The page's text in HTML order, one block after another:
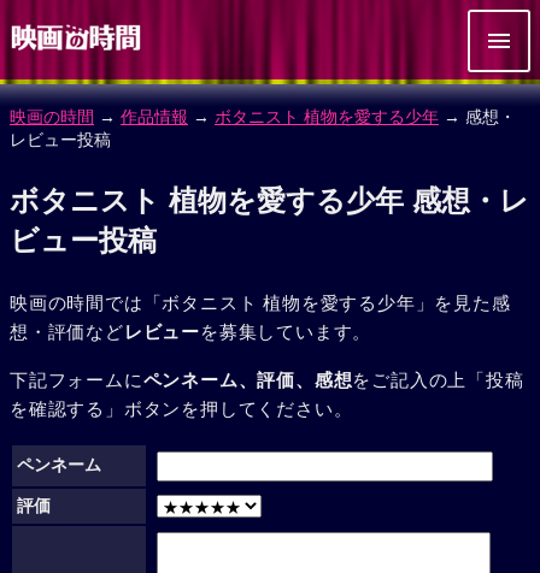
映画の時間 → 作品情報 → ボタニスト 植物を愛する少年 → 感想・
レビュー投稿
ボタニスト 植物を愛する少年 感想・レ
ビュー投稿
映画の時間では「ボタニスト 植物を愛する少年」を見た感
想・評価などレビューを募集しています。
下記フォームにペンネーム、評価、感想をご記入の上「投稿
を確認する」ボタンを押してください。
ペンネーム
評価